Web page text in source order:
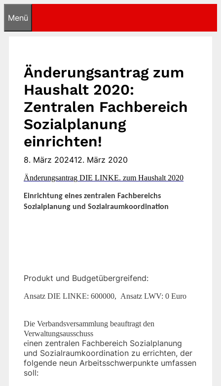
Inhalt
springen
Menü
Änderungsantrag zum
Haushalt 2020:
Zentralen Fachbereich
Sozialplanung
einrichten!
8. März 202412. März 2020
Änderungsantrag DIE LINKE. zum Haushalt 2020
Einrichtung eines zentralen Fachbereichs
Sozialplanung und Sozialraumkoordination
Produkt und Budgetübergreifend:
Ansatz DIE LINKE: 600000, Ansatz LWV: 0 Euro
Die Verbandsversammlung beauftragt den
Verwaltungsausschuss
einen zentralen Fachbereich Sozialplanung
und Sozialraumkoordination zu errichten, der
folgende neun Arbeitsschwerpunkte umfassen
soll: